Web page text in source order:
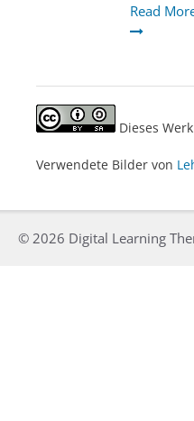
Read
Dieses
Verwendete Bilder von
© 2026 Digital Learning